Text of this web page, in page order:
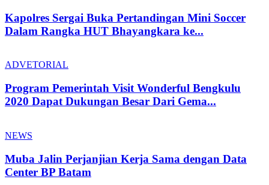
Kapolres Sergai Buka Pertandingan Mini Soccer
Dalam Rangka HUT Bhayangkara ke...
ADVETORIAL
Program Pemerintah Visit Wonderful Bengkulu
2020 Dapat Dukungan Besar Dari Gema...
NEWS
Muba Jalin Perjanjian Kerja Sama dengan Data
Center BP Batam